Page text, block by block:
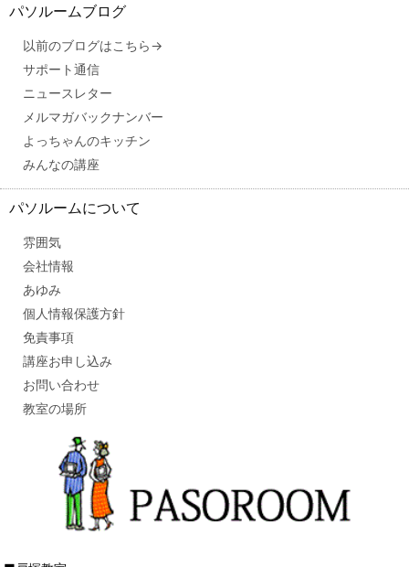
パソルームブログ
以前のブログはこちら→
サポート通信
ニュースレター
メルマガバックナンバー
よっちゃんのキッチン
みんなの講座
パソルームについて
雰囲気
会社情報
あゆみ
個人情報保護方針
免責事項
講座お申し込み
お問い合わせ
教室の場所